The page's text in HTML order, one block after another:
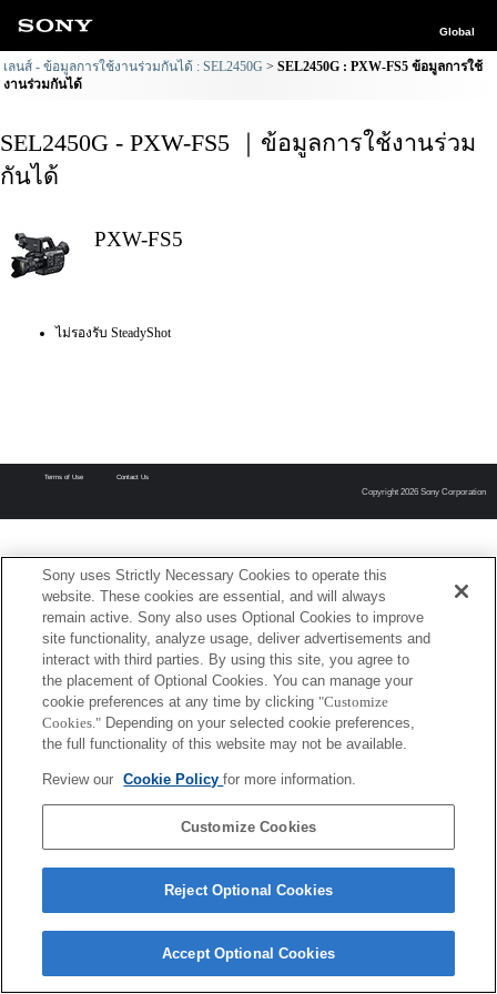
Global
เลนส์ - ข้อมูลการใช้งานร่วมกันได้ : SEL2450G
SEL2450G : PXW-FS5 ข้อมูลการใช้
งานร่วมกันได้
SEL2450G - PXW-FS5 ｜ข้อมูลการใช้งานร่วม
กันได้
PXW-FS5
ไม่รองรับ SteadyShot
Terms of Use Contact Us
Copyright 2026 Sony Corporation
Sony uses Strictly Necessary Cookies to operate this
website. These cookies are essential, and will always
remain active. Sony also uses Optional Cookies to improve
site functionality, analyze usage, deliver advertisements and
interact with third parties. By using this site, you agree to
the placement of Optional Cookies. You can manage your
cookie preferences at any time by clicking "Customize
Cookies." Depending on your selected cookie preferences,
the full functionality of this website may not be available.
Review our Cookie Policyfor more information.
Customize Cookies
Reject Optional Cookies
Accept Optional Cookies